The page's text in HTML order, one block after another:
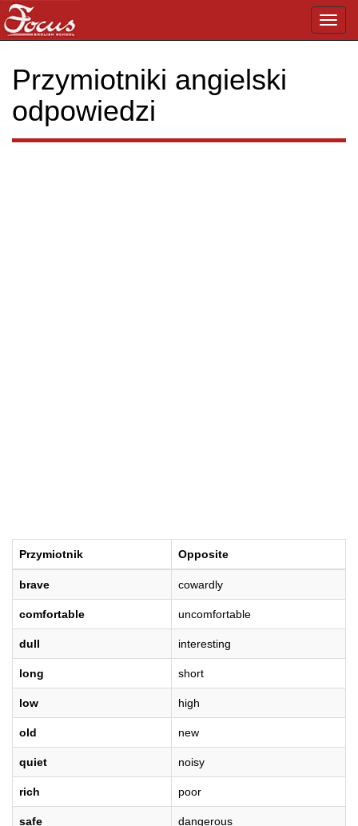
Przymiotniki angielski
odpowiedzi
Przymiotnik Opposite
brave cowardly
comfortable uncomfortable
dull interesting
long short
low high
old new
quiet noisy
rich poor
safe dangerous